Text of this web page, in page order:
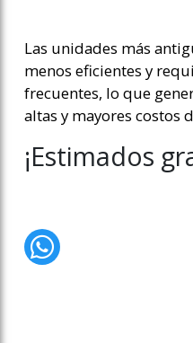
Las unidades más
menos eficientes y
frecuentes, lo que
altas y mayores costos
¡Estimados